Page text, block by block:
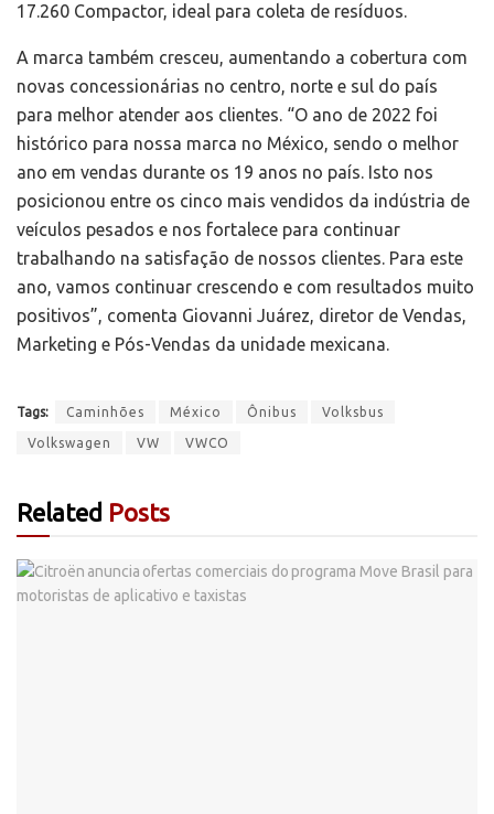
17.260 Compactor, ideal para coleta de resíduos.
A marca também cresceu, aumentando a cobertura com
novas concessionárias no centro, norte e sul do país
para melhor atender aos clientes. “O ano de 2022 foi
histórico para nossa marca no México, sendo o melhor
ano em vendas durante os 19 anos no país. Isto nos
posicionou entre os cinco mais vendidos da indústria de
veículos pesados e nos fortalece para continuar
trabalhando na satisfação de nossos clientes. Para este
ano, vamos continuar crescendo e com resultados muito
positivos”, comenta Giovanni Juárez, diretor de Vendas,
Marketing e Pós-Vendas da unidade mexicana.
Tags: Caminhões México Ônibus Volksbus
Volkswagen VW VWCO
Related Posts